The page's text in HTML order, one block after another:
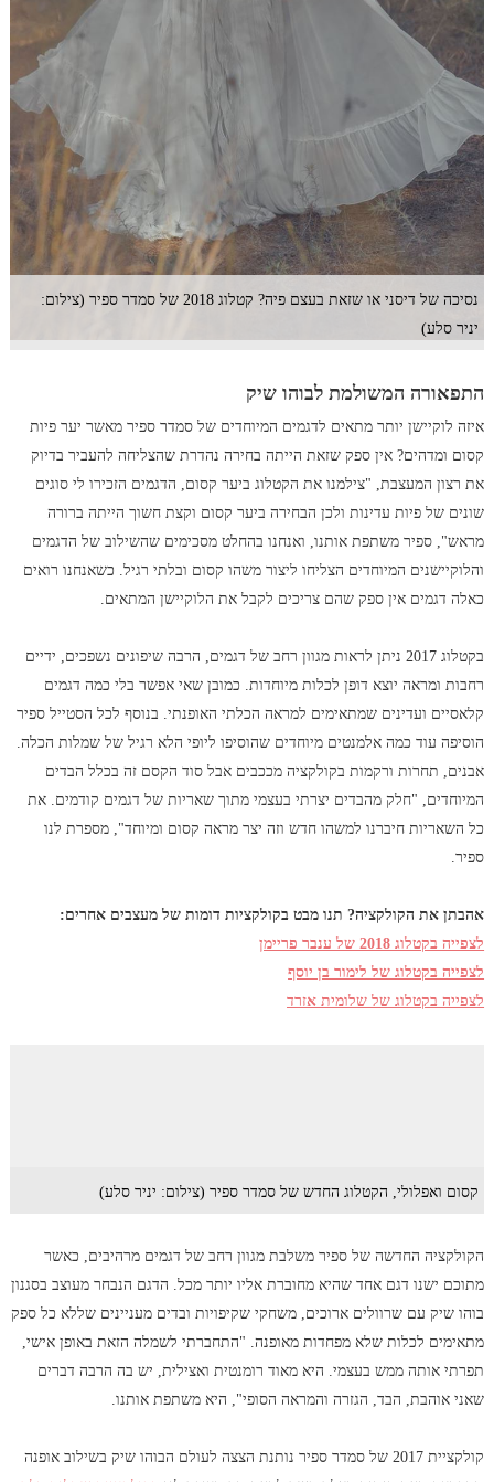
נסיכה של דיסני או שזאת בעצם פיה? קטלוג 2018 של סמדר ספיר (צילום:
יניר סלע)
התפאורה המשולמת לבוהו שיק
איזה לוקיישן יותר מתאים לדגמים המיוחדים של סמדר ספיר מאשר יער פיות
קסום ומדהים? אין ספק שזאת הייתה בחירה נהדרת שהצליחה להעביר בדיוק
את רצון המעצבת, "צילמנו את הקטלוג ביער קסום, הדגמים הזכירו לי סוגים
שונים של פיות עדינות ולכן הבחירה ביער קסום וקצת חשוך הייתה ברורה
מראש", ספיר משתפת אותנו, ואנחנו בהחלט מסכימים שהשילוב של הדגמים
והלוקיישנים המיוחדים הצליחו ליצור משהו קסום ובלתי רגיל. כשאנחנו רואים
כאלה דגמים אין ספק שהם צריכים לקבל את הלוקיישן המתאים.
בקטלוג 2017 ניתן לראות מגוון רחב של דגמים, הרבה שיפונים נשפכים, ידיים
רחבות ומראה יוצא דופן לכלות מיוחדות. כמובן שאי אפשר בלי כמה דגמים
קלאסיים ועדינים שמתאימים למראה הכלתי האופנתי. בנוסף לכל הסטייל ספיר
הוסיפה עוד כמה אלמנטים מיוחדים שהוסיפו ליופי הלא רגיל של שמלות הכלה.
אבנים, תחרות ורקמות בקולקציה מככבים אבל סוד הקסם זה בכלל הבדים
המיוחדים, "חלק מהבדים יצרתי בעצמי מתוך שאריות של דגמים קודמים. את
כל השאריות חיברנו למשהו חדש וזה יצר מראה קסום ומיוחד", מספרת לנו
ספיר.
אהבתן את הקולקציה? תנו מבט בקולקציות דומות של מעצבים אחרים:
לצפייה בקטלוג 2018 של ענבר פריימן
לצפייה בקטלוג של לימור בן יוסף
לצפייה בקטלוג של שלומית אזרד
קסום ואפלולי, הקטלוג החדש של סמדר ספיר (צילום: יניר סלע)
הקולקציה החדשה של ספיר משלבת מגוון רחב של דגמים מרהיבים, כאשר
מתוכם ישנו דגם אחד שהיא מחוברת אליו יותר מכל. הדגם הנבחר מעוצב בסגנון
בוהו שיק עם שרוולים ארוכים, משחקי שקיפויות ובדים מעניינים שללא כל ספק
מתאימים לכלות שלא מפחדות מאופנה. "התחברתי לשמלה הזאת באופן אישי,
תפרתי אותה ממש בעצמי. היא מאוד רומנטית ואצילית, יש בה הרבה דברים
שאני אוהבת, הבד, הגזרה והמראה הסופי", היא משתפת אותנו.
קולקציית 2017 של סמדר ספיר נותנת הצצה לעולם הבוהו שיק בשילוב אופנה